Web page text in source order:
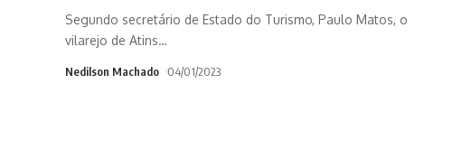
Segundo secretário de Estado do Turismo, Paulo Matos, o
vilarejo de Atins…
Nedilson Machado 04/01/2023